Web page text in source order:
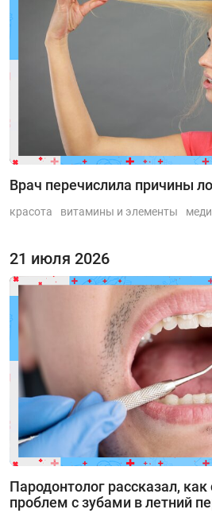
Врач перечислила причины
красота витамины и элементы
21 июля 2026
Пародонтолог рассказал, как
проблем с зубами в летний